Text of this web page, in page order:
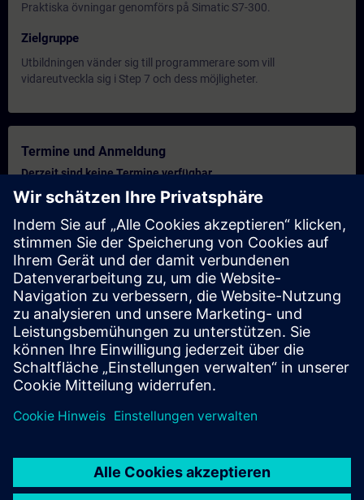
Praktiska övningar genomförs på Simatic S7-300.
Zielgruppe
Utbildningen vänder sig till programmerare som vill
vidareutveckla sig i Step 7 och dess möjligheter.
Termine und Anmeldung
Derzeit sind keine Termine verfügbar
Setzen Sie sich auf die Interessentenliste und erhalten Sie eine
Benachrichtigung sobald neue Termine verfügbar sind.
Benachrichtigungsservice aktivieren
Personalisiertes Angebot
Sie benötigen ein persönliches Angebot? Nach Angabe Ihrer
persönlichen Daten senden wir Ihnen umgehend ein
personalisiertes Angebot an Ihre Emailadresse.
Persönliches Angebot zusenden